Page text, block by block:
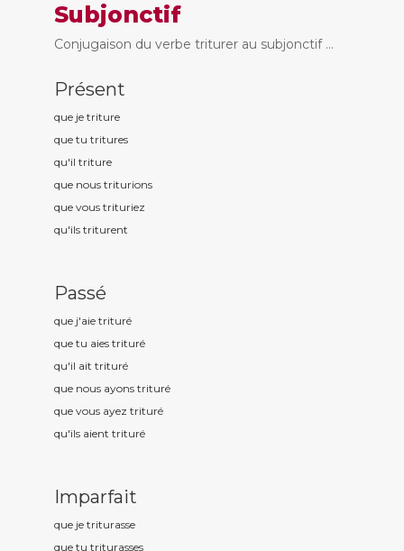
Subjonctif
Conjugaison du verbe triturer au subjonctif ...
Présent
que je triture
que tu tritures
qu'il triture
que nous triturions
que vous trituriez
qu'ils triturent
Passé
que j'aie trituré
que tu aies trituré
qu'il ait trituré
que nous ayons trituré
que vous ayez trituré
qu'ils aient trituré
Imparfait
que je triturasse
que tu triturasses